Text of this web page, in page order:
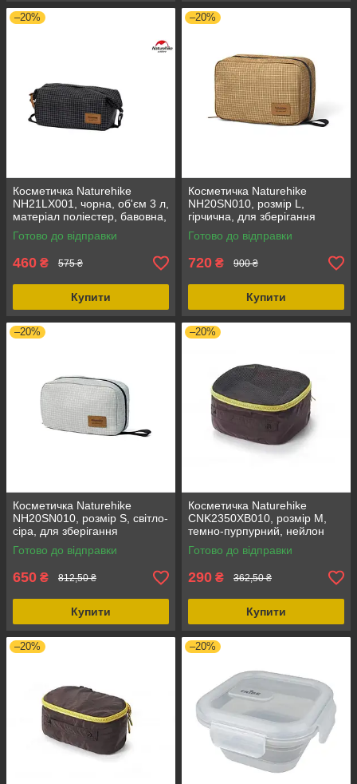
–20%
Косметичка Naturehike
NH21LX001, чорна, об'єм 3 л,
матеріал поліестер, бавовна,
легка, розміри 23 х 13 х 10
см
Готово до відправки
460 ₴ 575 ₴
Купити
–20%
Косметичка Naturehike
NH20SN010, розмір L,
гірчична, для зберігання
косметики, вага 170 г,
полікотон, органайзер
Готово до відправки
720 ₴ 900 ₴
Купити
–20%
Косметичка Naturehike
NH20SN010, розмір S, світло-
сіра, для зберігання
косметики, вага 140 г,
полікотон
Готово до відправки
650 ₴ 812,50 ₴
Купити
–20%
Косметичка Naturehike
CNK2350XB010, розмір М,
темно-пурпурний, нейлон
40D, для подорожей, 20 х
20,5 х 10 см
Готово до відправки
290 ₴ 362,50 ₴
Купити
–20% –20%